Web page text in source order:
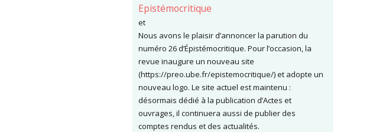
Epistémocritique
et
Nous avons le plaisir d’annoncer la parution du
numéro 26 d’Épistémocritique. Pour l’occasion, la
revue inaugure un nouveau site
(https://preo.ube.fr/epistemocritique/) et adopte un
nouveau logo. Le site actuel est maintenu :
désormais dédié à la publication d’Actes et
ouvrages, il continuera aussi de publier des
comptes rendus et des actualités.